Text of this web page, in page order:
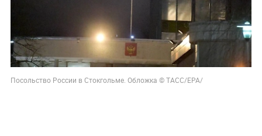
Посольство России в Стокгольме. Обложка © ТАСС/EPA/